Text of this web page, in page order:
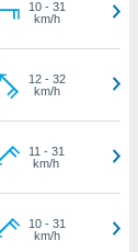
10- 31
km/h
12- 32
km/h
11 - 31
km/h
10- 31
km/h